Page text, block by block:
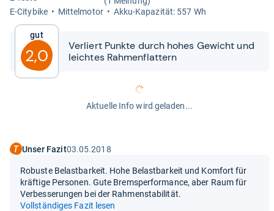
E-​City­bike
Mit­tel­mo­tor Akku-​​Kapa­zi­tät: 557 Wh
Gut
2,0
Ver­liert Punkte durch hohes Gewicht und
leich­tes Rah­men­flat­tern
Aktuelle Info wird geladen...
Unser Fazit03.05.2018
Robuste Belastbarkeit. Hohe Belastbarkeit und Komfort für
kräftige Personen. Gute Bremsperformance, aber Raum für
Verbesserungen bei der Rahmenstabilität.
Vollständiges Fazit lesen